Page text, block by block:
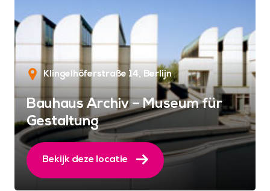
Klingelhöferstraße 14 Berlijn
Bauhaus Archiv – Museum für
Gestaltung
Bekijk deze locatie